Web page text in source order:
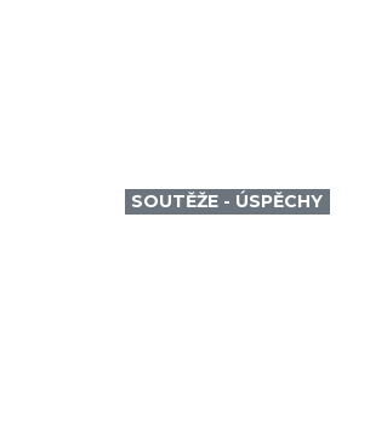
SOUTĚŽE - ÚSPĚCHY